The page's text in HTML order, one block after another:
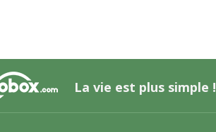
La vie est plus simple !